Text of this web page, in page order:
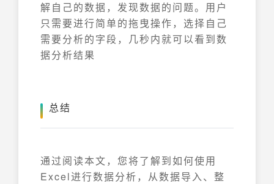
解自己的数据，发现数据的问题。用户
只需要进行简单的拖曳操作，选择自己
需要分析的字段，几秒内就可以看到数
据分析结果
总结
通过阅读本文，您将了解到如何使用
Excel进行数据分析，从数据导入、整